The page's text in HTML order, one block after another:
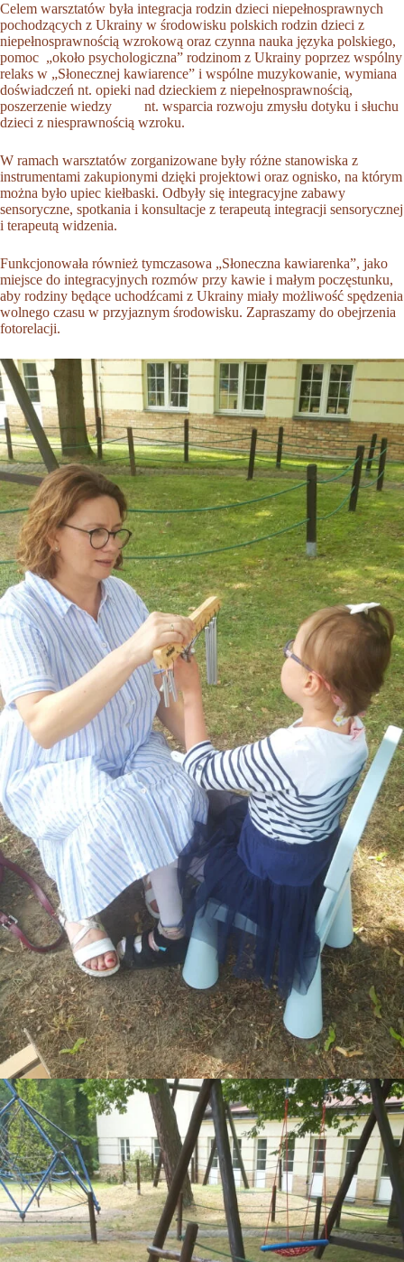
Celem warsztatów była integracja rodzin dzieci niepełnosprawnych
pochodzących z Ukrainy w środowisku polskich rodzin dzieci z
niepełnosprawnością wzrokową oraz czynna nauka języka polskiego,
pomoc „około psychologiczna” rodzinom z Ukrainy poprzez wspólny
relaks w „Słonecznej kawiarence” i wspólne muzykowanie, wymiana
doświadczeń nt. opieki nad dzieckiem z niepełnosprawnością,
poszerzenie wiedzy nt. wsparcia rozwoju zmysłu dotyku i słuchu
dzieci z niesprawnością wzroku.
W ramach warsztatów zorganizowane były różne stanowiska z
instrumentami zakupionymi dzięki projektowi oraz ognisko, na którym
można było upiec kiełbaski. Odbyły się integracyjne zabawy
sensoryczne, spotkania i konsultacje z terapeutą integracji sensorycznej
i terapeutą widzenia.
Funkcjonowała również tymczasowa „Słoneczna kawiarenka”, jako
miejsce do integracyjnych rozmów przy kawie i małym poczęstunku,
aby rodziny będące uchodźcami z Ukrainy miały możliwość spędzenia
wolnego czasu w przyjaznym środowisku. Zapraszamy do obejrzenia
fotorelacji.